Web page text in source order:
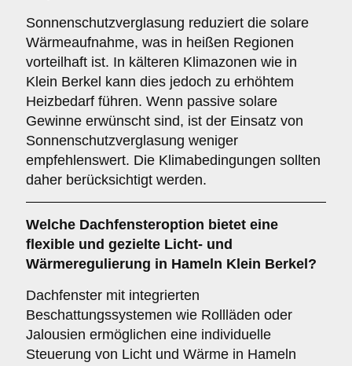
Sonnenschutzverglasung reduziert die solare
Wärmeaufnahme, was in heißen Regionen
vorteilhaft ist. In kälteren Klimazonen wie in
Klein Berkel kann dies jedoch zu erhöhtem
Heizbedarf führen. Wenn passive solare
Gewinne erwünscht sind, ist der Einsatz von
Sonnenschutzverglasung weniger
empfehlenswert. Die Klimabedingungen sollten
daher berücksichtigt werden.
Welche Dachfensteroption bietet eine
flexible und gezielte Licht- und
Wärmeregulierung in Hameln Klein Berkel?
Dachfenster mit integrierten
Beschattungssystemen wie Rollläden oder
Jalousien ermöglichen eine individuelle
Steuerung von Licht und Wärme in Hameln